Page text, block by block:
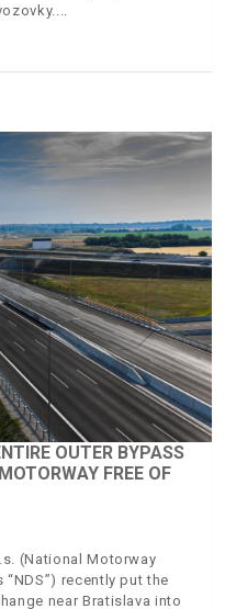
OUTER BYPASS
FREE OF
(National Motorway
recently put the
near Bratislava into